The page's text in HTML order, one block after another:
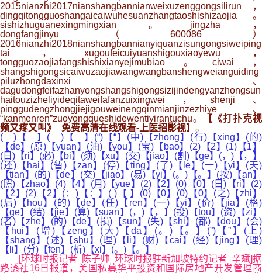
2015nianzhi2017nianshangbannianweixuzenggongsilirun，
dingqitongguoshangaicaiwuhesuanzhangtaoshishizaojia。
sishizhuguanexingmingxian。jingzha，
dongfangjinyu（600086）
2016nianzhi2018nianshangbannianyiquanzisungongsiweiping
tai，xugoufeicuiyuanshigouxiaoyewu，
tongguozaojiafangshishixianyejimubiao。ciwai，
shangshigongsicaiwuzaojiawangwangbanshengweianguiding
piluzhongdaxinxi、
dagudongfeifazhanyongshangshigongsizijindengyanzhongsun
haitouzizheliyideqitaweifafanzuixingwei，shenji、
pinggudengzhongjiejigouweinengqinmianjinzezhiye、
“kanmenren”zuoyongqueshidewentiyirantuchu。
【《打扑克视
频又疼又叫》_免费高清在线观看-上医招影视】 。
( )【 】( )【 】(“)【“】(中)【zhong】(行)【xing】(的)
【de】(原)【yuan】(油)【you】(宝)【bao】(2)【2】(1)【1】
(日)【ri】(必)【bi】(须)【xu】(交)【jiao】(割)【ge】(，)【，】
(还)【hai】(暂)【zan】(停)【ting】(了)【le】(一)【yi】(天)
【tian】(的)【de】(交)【jiao】(易)【yi】(。)【。】(按)【an】
(照)【zhao】(4)【4】(月)【yue】(2)【2】(0)【0】(日)【ri】(2)
【2】(2)【2】(：)【：】( )【 】(0)【0】(0)【0】(之)【zhi】
(后)【hou】(的)【de】(任)【ren】(一)【yi】(价)【jia】(格)
【ge】(结)【jie】(算)【suan】(，)【，】(投)【tou】(资)【zi】
(者)【zhe】(的)【de】(损)【sun】(失)【shi】(都)【dou】(会)
【hui】(增)【zeng】(大)【da】(。)【。】(”)【”】(上)
【shang】(述)【shu】(理)【li】(财)【cai】(经)【jing】(理)
【li】(分)【fen】(析)【xi】(。)【。】
[环球时报记者 陈子帅 环球时报驻新加坡特约记者 辛斌]据
路透社16日报道，美国私募华平投资和国际房地产开发管理商